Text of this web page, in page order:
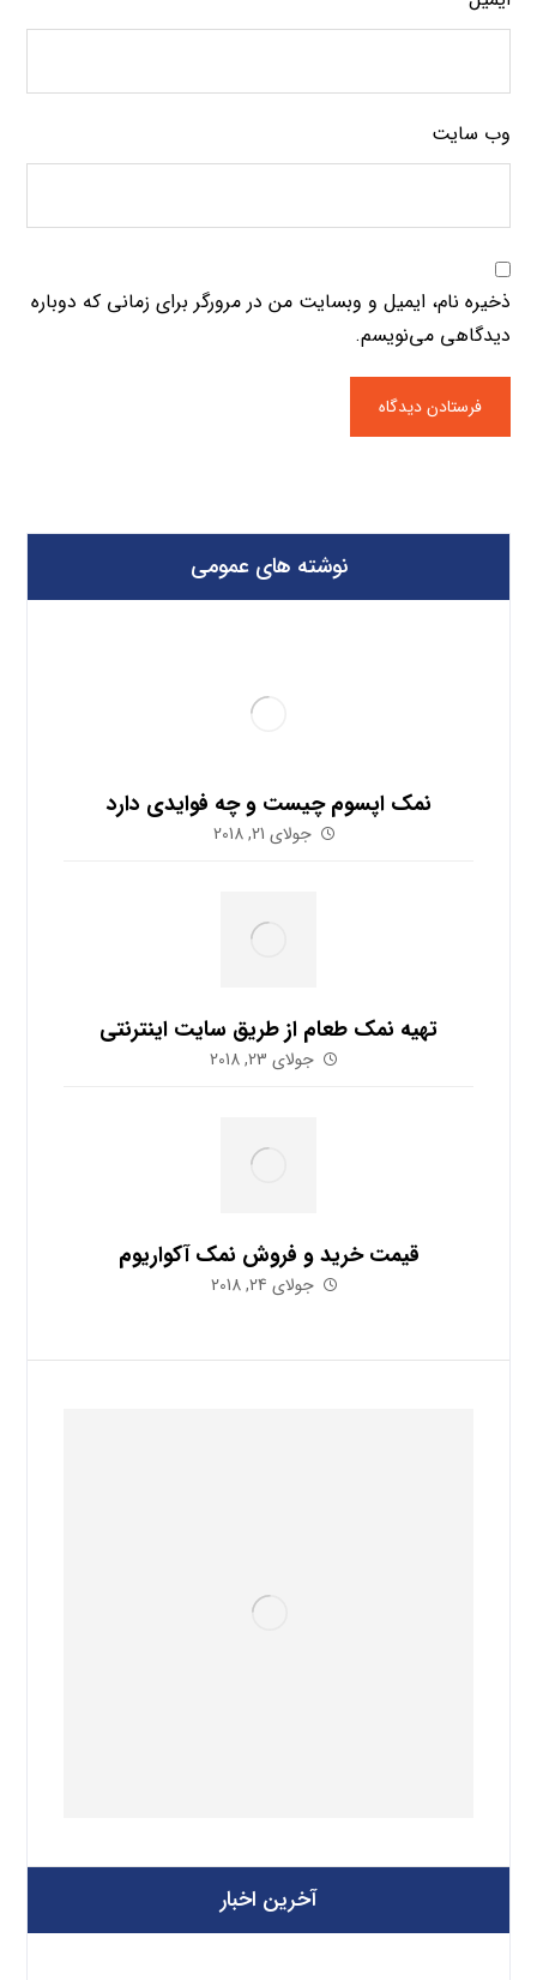
وب‌ سایت
ذخیره نام، ایمیل و وبسایت من در مرورگر برای زمانی که دوباره
دیدگاهی می‌نویسم.
نوشته های عمومی
نمک اپسوم چیست و چه فوایدی دارد
جولای 21, 2018
تهیه نمک طعام از طریق سایت اینترنتی
جولای 23, 2018
قیمت خرید و فروش نمک آکواریوم
جولای 24, 2018
آخرین اخبار